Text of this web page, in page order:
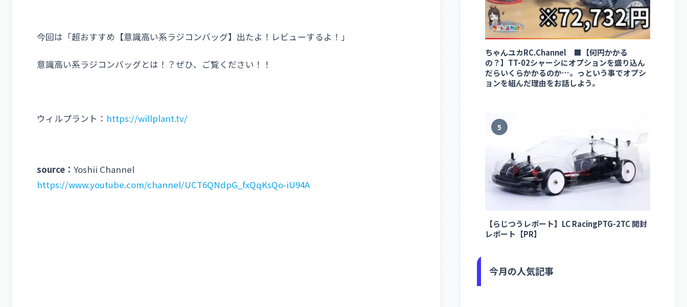
今回は「超おすすめ【意識高い系ラジコンバッグ】出たよ！レビューするよ！」
意識高い系ラジコンバッグとは！？ぜひ、ご覧ください！！
ウィルプラント： https://willplant.tv/
source： Yoshii Channel
https://www.youtube.com/channel/UCT6QNdpG_fxQqKsQo-iU94A
ちゃんユカRC.Channel ■【何円かかる
の？】TT-02シャーシにオプションを盛り込ん
だらいくらかかるのか…。っという事でオプシ
ョンを組んだ理由をお話しよう。
5
【らじつうレポート】LC RacingPTG-2TC 開封
レポート【PR】
今月の人気記事